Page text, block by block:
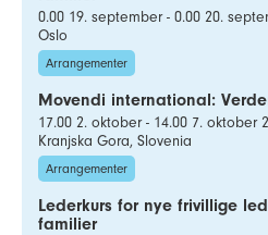
0.00 19. september - 0.00 20.
Oslo
Arrangementer
Movendi international:
17.00 2. oktober - 14.00 7. oktober
Kranjska Gora, Slovenia
Arrangementer
Lederkurs for nye frivillige
familier